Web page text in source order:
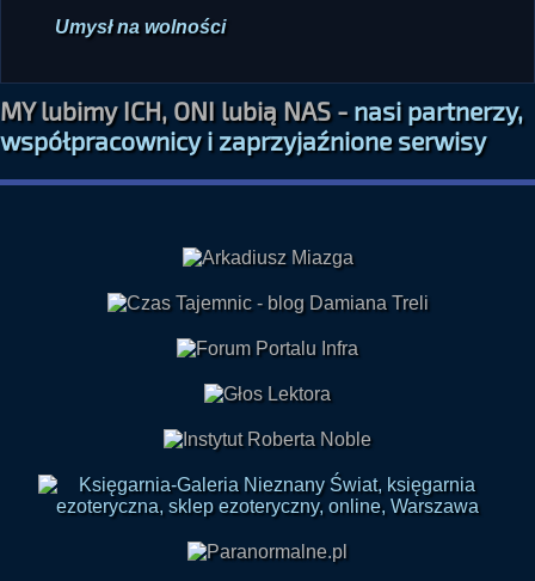
Umysł na wolności
MY lubimy ICH, ONI lubią NAS -nasi partnerzy,
współpracownicy i zaprzyjaźnione serwisy